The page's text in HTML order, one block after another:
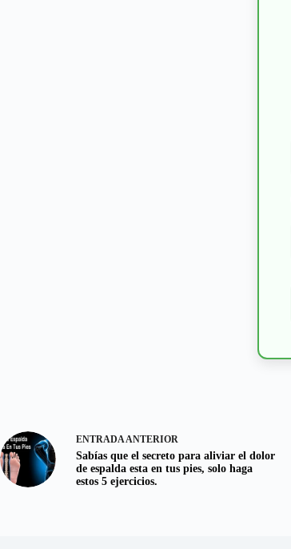
ENTRADAANTERIOR
Sabías que el secreto para aliviar el dolor
de espalda esta en tus pies, solo haga
estos 5 ejercicios.